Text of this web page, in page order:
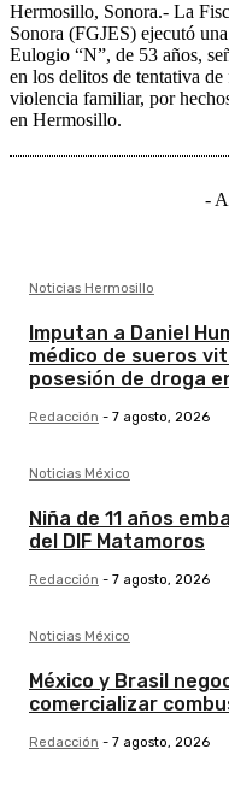
Hermosillo, Sonora.- La
Sonora (FGJES) ejecutó
Eulogio “N”, de 53 años,
en los delitos de tentativa
violencia familiar, por
en Hermosillo.
-
Noticias Hermosillo
Imputan a Daniel
médico de sueros
posesión de droga
Redacción - 7 agosto, 2026
Noticias México
Niña de 11 años
del DIF Matamoros
Redacción - 7 agosto, 2026
Noticias México
México y Brasil
comercializar
Redacción - 7 agosto, 2026